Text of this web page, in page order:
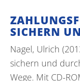
SICHERN
Nagel, Ulrich
sichern und
Wege. Mit CD-